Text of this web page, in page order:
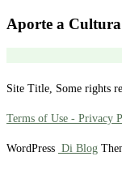
Aporte a
Site Title, Some rights
Terms of Use - Privacy
WordPress Di Blog